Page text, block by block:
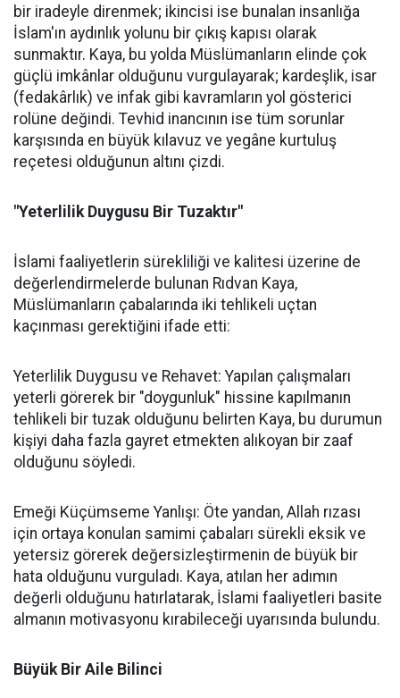
bir iradeyle direnmek; ikincisi ise bunalan insanlığa
İslam'ın aydınlık yolunu bir çıkış kapısı olarak
sunmaktır. Kaya, bu yolda Müslümanların elinde çok
güçlü imkânlar olduğunu vurgulayarak; kardeşlik, isar
(fedakârlık) ve infak gibi kavramların yol gösterici
rolüne değindi. Tevhid inancının ise tüm sorunlar
karşısında en büyük kılavuz ve yegâne kurtuluş
reçetesi olduğunun altını çizdi.
"Yeterlilik Duygusu Bir Tuzaktır"
İslami faaliyetlerin sürekliliği ve kalitesi üzerine de
değerlendirmelerde bulunan Rıdvan Kaya,
Müslümanların çabalarında iki tehlikeli uçtan
kaçınması gerektiğini ifade etti:
Yeterlilik Duygusu ve Rehavet: Yapılan çalışmaları
yeterli görerek bir "doygunluk" hissine kapılmanın
tehlikeli bir tuzak olduğunu belirten Kaya, bu durumun
kişiyi daha fazla gayret etmekten alıkoyan bir zaaf
olduğunu söyledi.
Emeği Küçümseme Yanlışı: Öte yandan, Allah rızası
için ortaya konulan samimi çabaları sürekli eksik ve
yetersiz görerek değersizleştirmenin de büyük bir
hata olduğunu vurguladı. Kaya, atılan her adımın
değerli olduğunu hatırlatarak, İslami faaliyetleri basite
almanın motivasyonu kırabileceği uyarısında bulundu.
Büyük Bir Aile Bilinci